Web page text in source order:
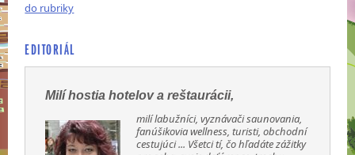
do rubriky
EDITORIÁL
Milí hostia hotelov a reštaurácii,
milí labužníci, vyznávači saunovania,
fanúšikovia wellness, turisti, obchodní
cestujúci ... Všetci tí, čo hľadáte zážitky